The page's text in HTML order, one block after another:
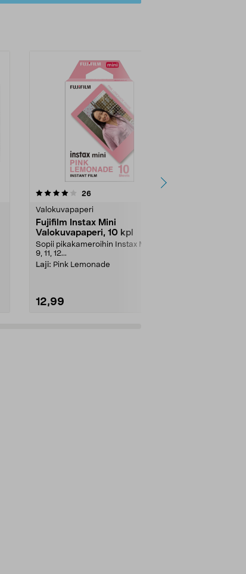
26arvostelut
Valokuvapaperi
Fujifilm Instax Mini
Valokuvapaperi, 10 kpl
Sopii pikakameroihin Instax Mini 8,
9, 11, 12...
Laji: Pink Lemonade
12,99
4.5 viidestä